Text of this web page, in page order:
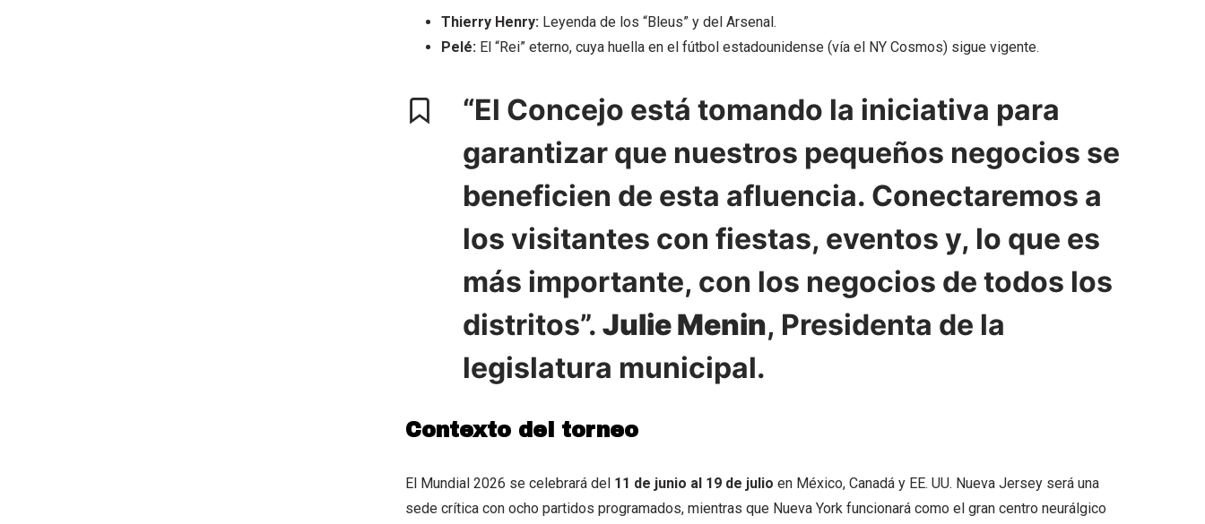
Thierry Henry: Leyenda de los “Bleus” y del Arsenal.
Pelé: El “Rei” eterno, cuya huella en el fútbol estadounidense (vía el NY Cosmos) sigue vigente.
“El Concejo está tomando la iniciativa para
garantizar que nuestros pequeños negocios se
beneficien de esta afluencia. Conectaremos a
los visitantes con fiestas, eventos y, lo que es
más importante, con los negocios de todos los
distritos”. Julie Menin, Presidenta de la
legislatura municipal.
Contexto del torneo
El Mundial 2026 se celebrará del 11 de junio al 19 de julio en México, Canadá y EE. UU. Nueva Jersey será una
sede crítica con ocho partidos programados, mientras que Nueva York funcionará como el gran centro neurálgico